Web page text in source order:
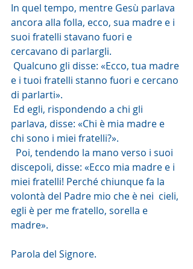
In quel tempo, mentre Gesù parlava
ancora alla folla, ecco, sua madre e i
suoi fratelli stavano fuori e
cercavano di parlargli.
e i tuoi fratelli stanno fuori e cercano
di parlarti».
parlava, disse: «Chi è mia madre e
chi sono i miei fratelli?».
discepoli, disse: «Ecco mia madre e i
miei fratelli! Perché chiunque fa la
volontà del Padre mio che è nei  cieli,
egli è per me fratello, sorella e
madre».
Parola del Signore.